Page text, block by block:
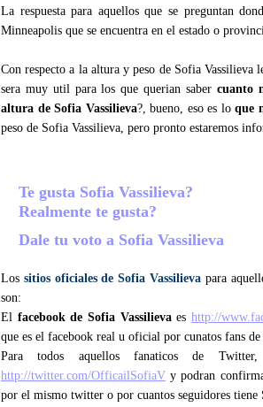
La respuesta para aquellos que se preguntan
Minneapolis que se encuentra en el estado o
Con respecto a la altura y peso de Sofia Vassilieva
sera muy util para los que querian saber cuanto
altura de Sofia Vassilieva?, bueno, eso es loque
peso de Sofia Vassilieva, pero pronto estaremos
Te gusta Sofia Vassilieva?
Realmente te gusta?
Dale tu voto a Sofia Vassilieva
Los sitios oficiales de Sofia Vassilieva para
son:
El facebook de Sofia Vassilievaeshttp://
que es el facebook real u oficial por cunatos fans
Para todos aquellos fanaticos de
http://twitter.com/OfficailSofiaV y podran
por el mismo twitter o por cuantos seguidores tiene